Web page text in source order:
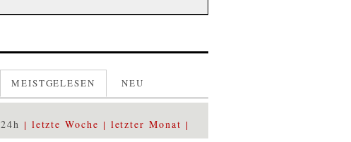
MEISTGELESEN NEU
24h letzte Woche letzter Monat